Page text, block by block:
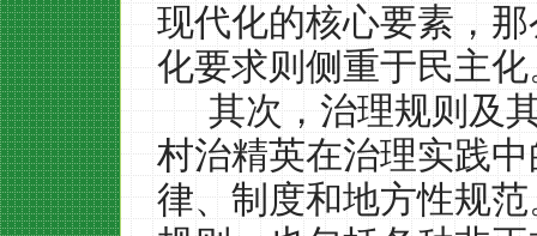
现代化的核心要素，
化要求则侧重于民主化
其次，治理规则及
村治精英在治理实践
律、制度和地方性规